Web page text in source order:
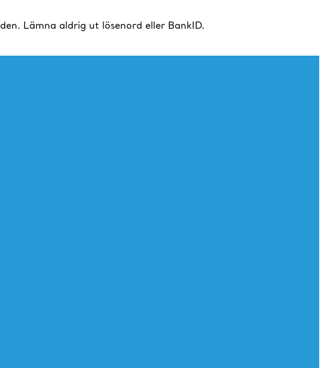
Lämna aldrig ut lösenord eller BankID.